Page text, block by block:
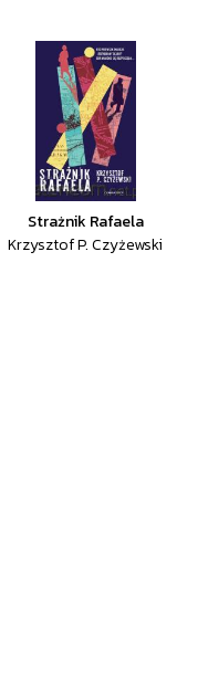
Strażnik Rafaela
Krzysztof P. Czyżewski